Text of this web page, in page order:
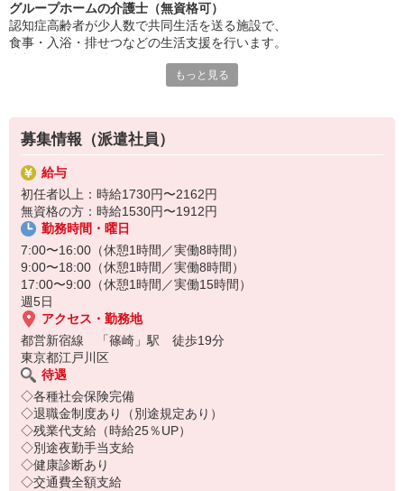
資格取得も積極的に支援いたします。
働く意欲があれば資格は不問！
温かいチームの一員になりませんか？
人柄重視の採用を行っています。
グループホームの介護士（無資格可）
認知症高齢者が少人数で共同生活を送る施設で、
食事・入浴・排せつなどの生活支援を行います。
認知症ケアの理解やコミュニケーション力が重要です◎
人柄や思いやりが重視されます♪
もっと見る
募集情報（派遣社員）
給与
初任者以上：時給1730円〜2162円
無資格の方：時給1530円〜1912円
勤務時間・曜日
7:00〜16:00（休憩1時間／実働8時間）
9:00〜18:00（休憩1時間／実働8時間）
17:00〜9:00（休憩1時間／実働15時間）
週5日
アクセス・勤務地
都営新宿線 「篠崎」駅 徒歩19分
東京都江戸川区
待遇
◇各種社会保険完備
◇退職金制度あり（別途規定あり）
◇残業代支給（時給25％UP）
◇別途夜勤手当支給
◇健康診断あり
◇交通費全額支給